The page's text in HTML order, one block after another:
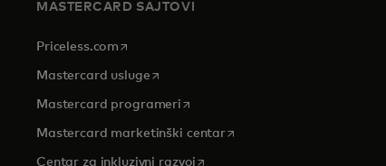
MASTERCARD SAJTOVI
Priceless.com opens in a new tab
Mastercard uslugeopens in a new tab
Mastercard programeri opens in a new tab
Mastercard marketinški centaropens in a new tab
Centar za inkluzivni razvoj opens in a new tab